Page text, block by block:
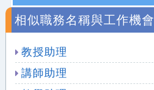
相似職務名稱與工作機會
教授助理
講師助理